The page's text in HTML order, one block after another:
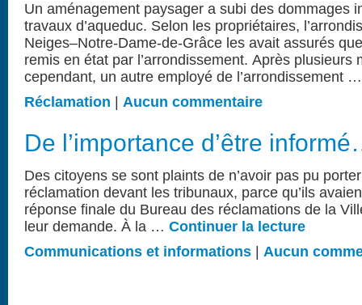
Un aménagement paysager a subi des dommages
travaux d’aqueduc. Selon les propriétaires,
Neiges–Notre-Dame-de-Grâce les avait assurés
remis en état par l’arrondissement. Après plusieurs
cependant, un autre employé de l’arrondissement
Réclamation
Aucun commentaire
De l’importance d’être
Des citoyens se sont plaints de n’avoir pas pu
réclamation devant les tribunaux, parce qu’ils
réponse finale du Bureau des réclamations de la
leur demande. À la … Continuer la lecture
Communications et informations
Aucun